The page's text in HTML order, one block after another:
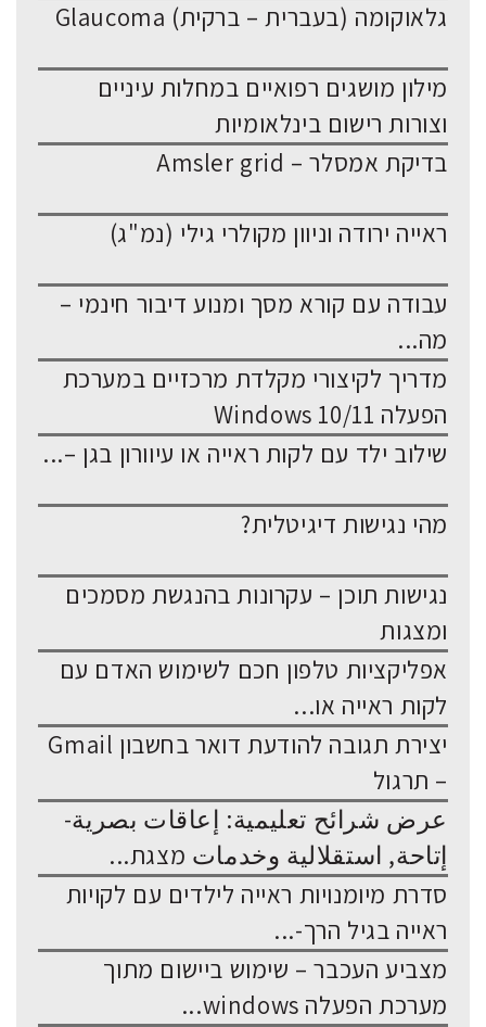
גלאוקומה (בעברית – ברקית) Glaucoma
מילון מושגים רפואיים במחלות עיניים
וצורות רישום בינלאומיות
בדיקת אמסלר – Amsler grid
ראייה ירודה וניוון מקולרי גילי (נמ"ג)
עבודה עם קורא מסך ומנוע דיבור חינמי –
מה...
מדריך לקיצורי מקלדת מרכזיים במערכת
הפעלה Windows 10/11
שילוב ילד עם לקות ראייה או עיוורון בגן –...
מהי נגישות דיגיטלית?
נגישות תוכן – עקרונות בהנגשת מסמכים
ומצגות
אפליקציות טלפון חכם לשימוש האדם עם
לקות ראייה או...
יצירת תגובה להודעת דואר בחשבון Gmail
– תרגול
عرض شرائح تعليمية: إعاقات بصرية-
إتاحة, استقلالية وخدمات מצגת...
סדרת מיומנויות ראייה לילדים עם לקויות
ראייה בגיל הרך-...
מצביע העכבר – שימוש ביישום מתוך
מערכת הפעלה windows...